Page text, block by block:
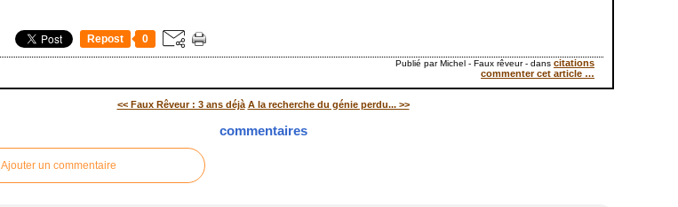
Repost 0
Publié par Michel - Faux rêveur - dans citations
commenter cet article …
<< Faux Rêveur : 3 ans déjà A la recherche du génie perdu... >>
commentaires
Ajouter un commentaire